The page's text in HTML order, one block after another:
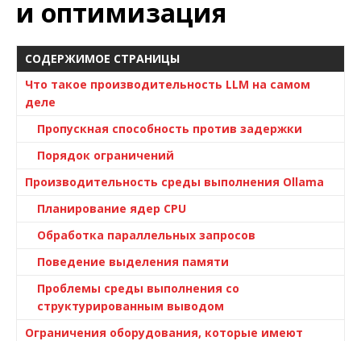
и оптимизация
СОДЕРЖИМОЕ СТРАНИЦЫ
Что такое производительность LLM на самом
деле
Пропускная способность против задержки
Порядок ограничений
Производительность среды выполнения Ollama
Планирование ядер CPU
Обработка параллельных запросов
Поведение выделения памяти
Проблемы среды выполнения со
структурированным выводом
Ограничения оборудования, которые имеют